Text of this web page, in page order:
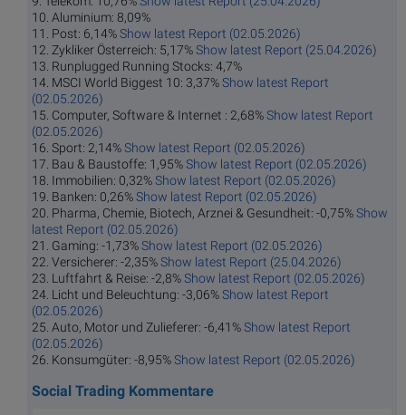
10. Aluminium: 8,09%
11. Post: 6,14%Show latest Report (02.05.2026)
12. Zykliker Österreich: 5,17%Show latest Report (25.04.2026)
13. Runplugged Running Stocks: 4,7%
14. MSCI World Biggest 10: 3,37%Show latest Report
(02.05.2026)
15. Computer, Software & Internet : 2,68%Show latest Report
(02.05.2026)
16. Sport: 2,14%Show latest Report (02.05.2026)
17. Bau & Baustoffe: 1,95%Show latest Report (02.05.2026)
18. Immobilien: 0,32%Show latest Report (02.05.2026)
19. Banken: 0,26%Show latest Report (02.05.2026)
20. Pharma, Chemie, Biotech, Arznei & Gesundheit: -0,75%Show
latest Report (02.05.2026)
21. Gaming: -1,73%Show latest Report (02.05.2026)
22. Versicherer: -2,35%Show latest Report (25.04.2026)
23. Luftfahrt & Reise: -2,8%Show latest Report (02.05.2026)
24. Licht und Beleuchtung: -3,06%Show latest Report
(02.05.2026)
25. Auto, Motor und Zulieferer: -6,41%Show latest Report
(02.05.2026)
26. Konsumgüter: -8,95%Show latest Report (02.05.2026)
Social Trading Kommentare